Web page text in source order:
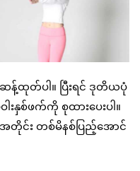
တ်ပါ။ ပြီးရင် ဒုတိယပုံ
စ်ဖက်ကို စုထားပေးပါ။
တိုင်း တစ်မိနစ်ပြည့်အောင်